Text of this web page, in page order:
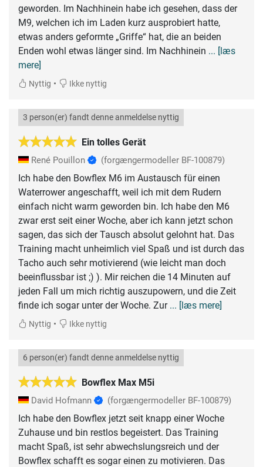
geworden. Im Nachhinein habe ich gesehen, dass der
M9, welchen ich im Laden kurz ausprobiert hatte,
etwas anders geformte „Griffe“ hat, die an beiden
Enden wohl etwas länger sind. Im Nachhinein ... [læs
mere]
Nyttig • Ikke nyttig
Ein tolles Gerät
3 person(er) fandt denne anmeldelse nyttig
René Pouillon (forgængermodeller BF-100879)
Ich habe den Bowflex M6 im Austausch für einen
Waterrower angeschafft, weil ich mit dem Rudern
einfach nicht warm geworden bin. Ich habe den M6
zwar erst seit einer Woche, aber ich kann jetzt schon
sagen, das sich der Tausch absolut gelohnt hat. Das
Training macht unheimlich viel Spaß und ist durch das
Tacho auch sehr motivierend (wie leicht man doch
beeinflussbar ist ;) ). Mir reichen die 14 Minuten auf
jeden Fall um mich richtig auszupowern, und die Zeit
finde ich sogar unter der Woche. Zur ... [læs mere]
Nyttig • Ikke nyttig
Bowflex Max M5i
6 person(er) fandt denne anmeldelse nyttig
David Hofmann (forgængermodeller BF-100879)
Ich habe den Bowflex jetzt seit knapp einer Woche
Zuhause und bin restlos begeistert. Das Training
macht Spaß, ist sehr abwechslungsreich und der
Bowflex schafft es sogar einen zu motivieren. Das